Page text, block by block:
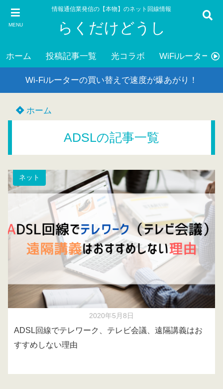
MENU
情報通信業発信の【本物】のネット回線情報
らくだけどうし
ホーム 投稿記事一覧 光コラボ WiFiルーター
Wi-Fiルーターの買い替えで速度が爆あがり！
ホーム
ADSLの記事一覧
ネット
2020年5月8日
ADSL回線でテレワーク、テレビ会議、遠隔講義はお
すすめしない理由